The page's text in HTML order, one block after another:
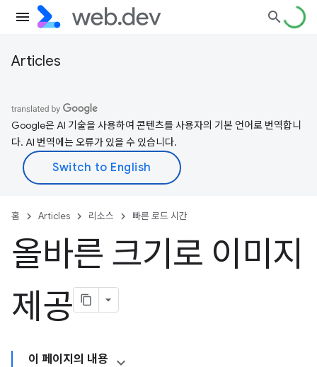
Articles
Google은 AI 기술을 사용하여 콘텐츠를 사용자의 기본 언어로 번역합니
다. AI 번역에는 오류가 있을 수 있습니다.
홈 Articles 리소스 빠른 로드 시간
올바른 크기로 이미지
제공
이 페이지의 내용